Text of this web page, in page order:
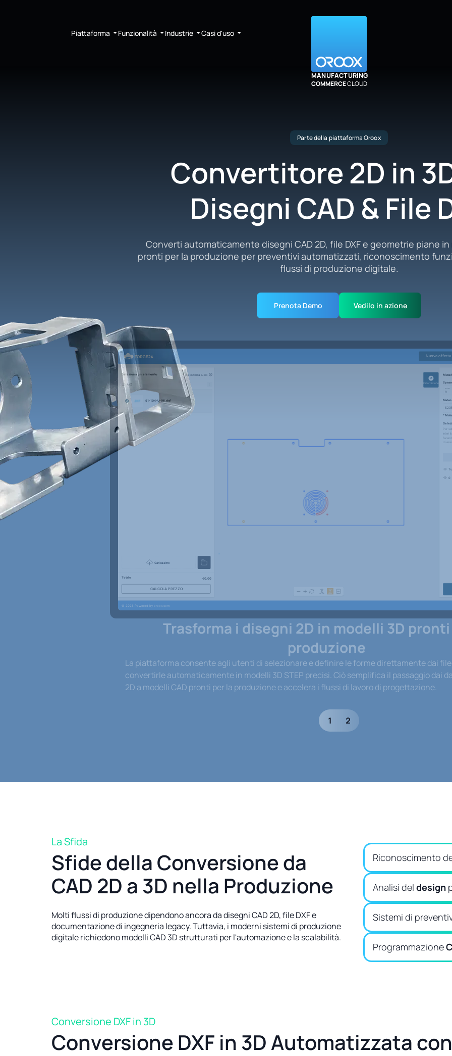
Piattaforma Funzionalità Industrie Casi d'uso
MANUFACTURING
COMMERCECLOUD
Parte della piattaforma Oroox
Convertitore 2D in
Disegni CAD & File
Converti automaticamente disegni CAD 2D, file DXF e geometrie piane
pronti per la produzione per preventivi automatizzati, riconoscimento
flussi di produzione digitale.
Prenota Demo Vedilo in azione
Trasforma i disegni 2D in modelli 3D
produzione
La piattaforma consente agli utenti di selezionare e definire le forme direttamente dai file
convertirle automaticamente in modelli 3D STEP precisi. Ciò semplifica il passaggio dai
2D a modelli CAD pronti per la produzione e accelera i flussi di lavoro di progettazione.
1 2
La Sfida
Sfide della Conversione da
CAD 2D a 3D nella Produzione
Molti flussi di produzione dipendono ancora da disegni CAD 2D, file DXF e
documentazione di ingegneria legacy. Tuttavia, i moderni sistemi di produzione
digitale richiedono modelli CAD 3D strutturati per l'automazione e la scalabilità.
Riconoscimento
Analisi del design
Sistemi di
Programmazione
Conversione DXF in 3D
Conversione DXF in 3D Automatizzata